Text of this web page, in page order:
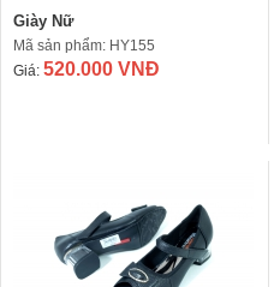
Giày Nữ
Mã sản phẩm: HY155
Giá: 520.000 VNĐ